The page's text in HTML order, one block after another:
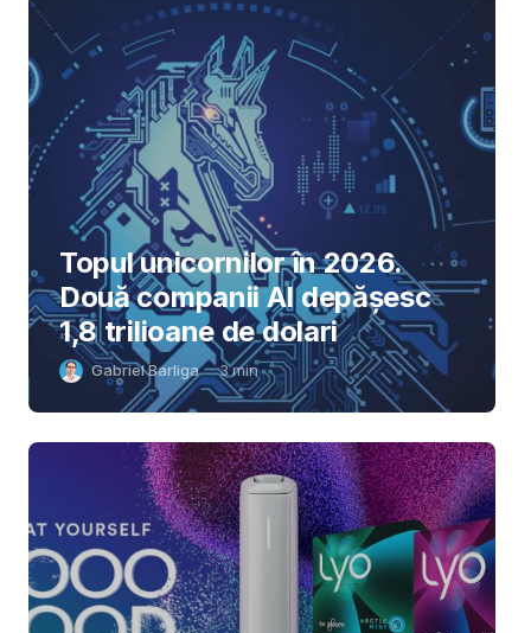
Topul unicornilor în 2026.
Două companii AI depășesc
1,8 trilioane de dolari
Gabriel Barliga 3min